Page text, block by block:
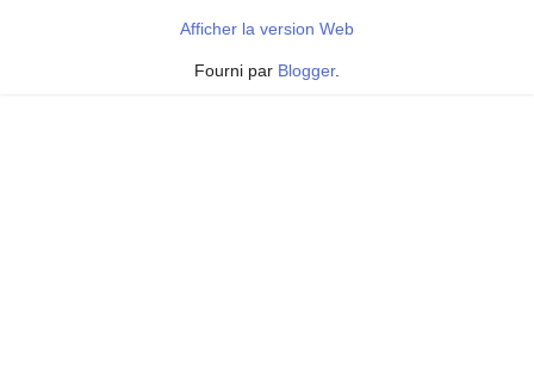
Afficher la version Web
Fourni par Blogger.